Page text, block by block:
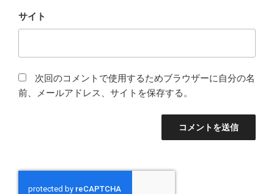
サイト
次回のコメントで使用するためブラウザーに自分の名
前、メールアドレス、サイトを保存する。